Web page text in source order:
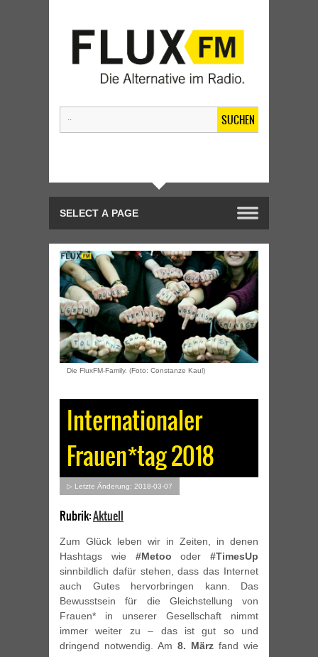
SUCHEN
Die FluxFM-Family. (Foto: Constanze Kaul)
Internationaler
Frauen*tag 2018
▷ Letzte Änderung: 2018-03-07
Rubrik:Aktuell
Zum Glück leben wir in Zeiten, in denen
Hashtags wie #Metoo oder #TimesUp
sinnbildlich dafür stehen, dass das Internet
auch Gutes hervorbringen kann. Das
Bewusstsein für die Gleichstellung von
Frauen* in unserer Gesellschaft nimmt
immer weiter zu – das ist gut so und
dringend notwendig. Am 8. März fand wie